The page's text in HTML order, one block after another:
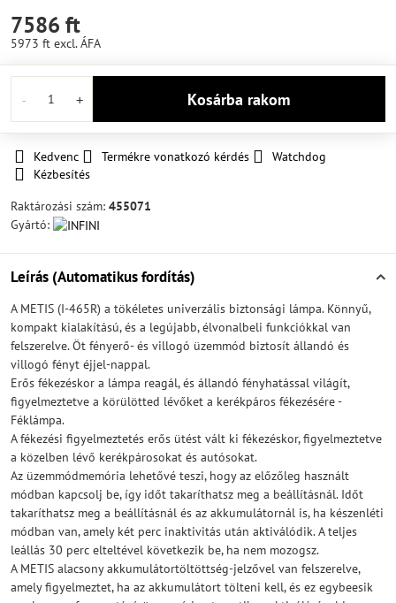
7586 ft
5973 ft excl. ÁFA
Kosárba rakom
Kedvenc Termékre vonatkozó kérdés
Watchdog
Kézbesítés
Raktározási szám: 455071
Gyártó:
Leírás (Automatikus fordítás)
A METIS (I-465R) a tökéletes univerzális biztonsági lámpa. Könnyű,
kompakt kialakítású, és a legújabb, élvonalbeli funkciókkal van
felszerelve. Öt fényerő- és villogó üzemmód biztosít állandó és
villogó fényt éjjel-nappal.
Erős fékezéskor a lámpa reagál, és állandó fényhatással világít,
figyelmeztetve a körülötted lévőket a kerékpáros fékezésére -
Féklámpa.
A fékezési figyelmeztetés erős ütést vált ki fékezéskor, figyelmeztetve
a közelben lévő kerékpárosokat és autósokat.
Az üzemmódmemória lehetővé teszi, hogy az előzőleg használt
módban kapcsolj be, így időt takaríthatsz meg a beállításnál. Időt
takaríthatsz meg a beállításnál és az akkumulátornál is, ha készenléti
módban van, amely két perc inaktivitás után aktiválódik. A teljes
leállás 30 perc elteltével következik be, ha nem mozogsz.
A METIS alacsony akkumulátortöltöttség-jelzővel van felszerelve,
amely figyelmeztet, ha az akkumulátort tölteni kell, és ez egybeesik